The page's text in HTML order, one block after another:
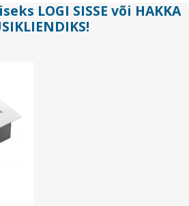
LOGI SISSE või HAKKA
!